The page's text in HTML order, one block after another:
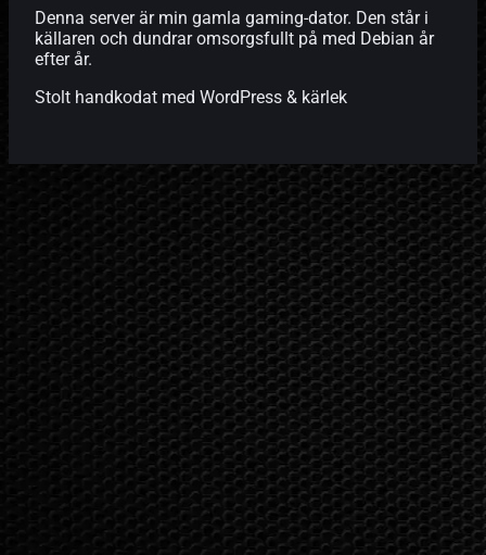
Denna server är min gamla gaming-dator. Den står i
källaren och dundrar omsorgsfullt på med Debian år
efter år.
Stolt handkodat med WordPress & kärlek